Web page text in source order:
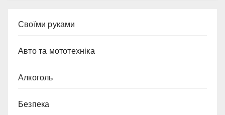
Cвоїми руками
Авто та мототехніка
Алкоголь
Безпека